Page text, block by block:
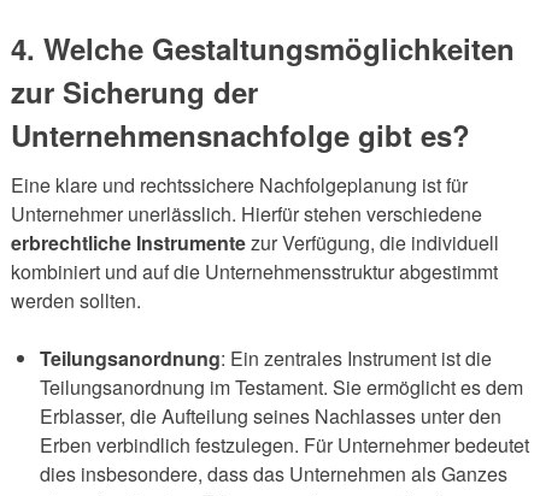
4. Welche Gestaltungsmöglichkeiten
zur Sicherung der
Unternehmensnachfolge gibt es?
Eine klare und rechtssichere Nachfolgeplanung ist für
Unternehmer unerlässlich. Hierfür stehen verschiedene
erbrechtliche Instrumentezur Verfügung, die individuell
kombiniert und auf die Unternehmensstruktur abgestimmt
werden sollten.
Teilungsanordnung: Ein zentrales Instrument ist die
Teilungsanordnung im Testament. Sie ermöglicht es dem
Erblasser, die Aufteilung seines Nachlasses unter den
Erben verbindlich festzulegen. Für Unternehmer bedeutet
dies insbesondere, dass das Unternehmen als Ganzes